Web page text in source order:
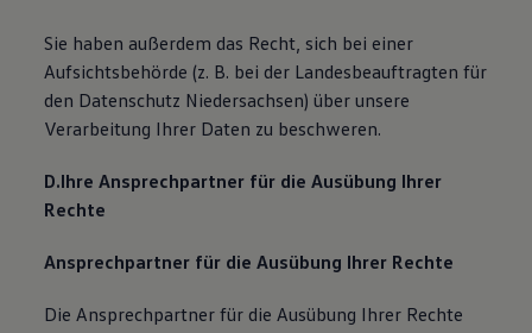
Sie haben außerdem das Recht, sich bei einer
Aufsichtsbehörde (z. B. bei der Landesbeauftragten für
den Datenschutz Niedersachsen) über unsere
Verarbeitung Ihrer Daten zu beschweren.
D.Ihre Ansprechpartner für die Ausübung Ihrer
Rechte
Ansprechpartner für die Ausübung Ihrer Rechte
Die Ansprechpartner für die Ausübung Ihrer Rechte